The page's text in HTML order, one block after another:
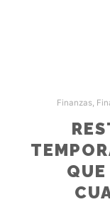
Finanzas,